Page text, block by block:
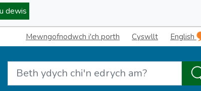
dewis
Mewngofnodwch i'ch porth Cyswllt English